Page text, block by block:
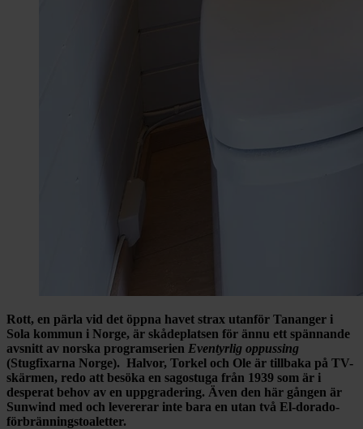
Rott, en pärla vid det öppna havet strax utanför Tananger i
Sola kommun i Norge, är skådeplatsen för ännu ett spännande
avsnitt av norska programserien Eventyrlig oppussing
(Stugfixarna Norge). Halvor, Torkel och Ole är tillbaka på TV-
skärmen, redo att besöka en sagostuga från 1939 som är i
desperat behov av en uppgradering. Även den här gången är
Sunwind med och levererar inte bara en utan två El-dorado-
förbränningstoaletter.